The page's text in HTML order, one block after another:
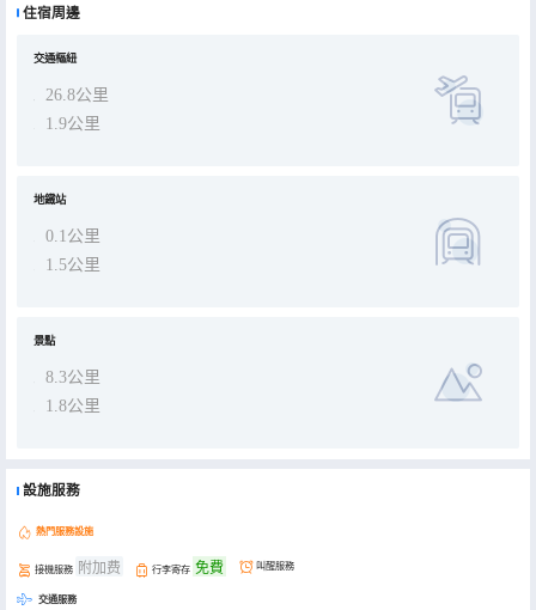
住宿周邊
交通樞紐
26.8公里
1.9公里
地鐵站
0.1公里
1.5公里
景點
8.3公里
1.8公里
設施服務
熱門服務設施
接機服務 附加费 行李寄存 免費 叫醒服務
交通服務